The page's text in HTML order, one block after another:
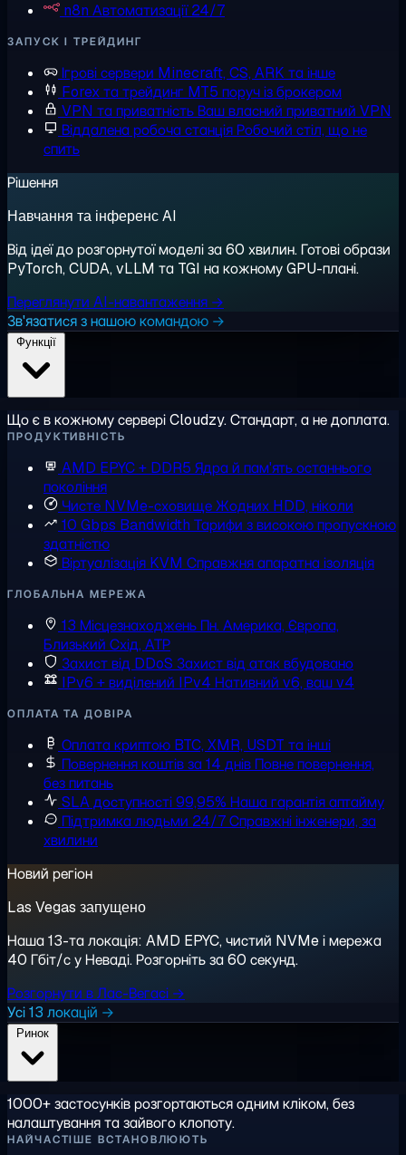
n8n Автоматизації 24/7
ЗАПУСК І ТРЕЙДИНГ
Ігрові сервери Minecraft, CS, ARK та інше
Forex та трейдинг MT5 поруч із брокером
VPN та приватністьВаш власний приватний VPN
Віддалена робоча станціяРобочий стіл, що не
спить
Рішення
Навчання та інференс AI
Від ідеї до розгорнутої моделі за 60 хвилин. Готові образи
PyTorch, CUDA, vLLM та TGI на кожному GPU-плані.
Переглянути AI-навантаження →
Зв'язатися з нашою командою →
Що є в кожному сервері Cloudzy. Стандарт, а не доплата.
ПРОДУКТИВНІСТЬ
AMD EPYC + DDR5 Ядра й пам'ять останнього
покоління
Чисте NVMe-сховищеЖодних HDD, ніколи
10 Gbps Bandwidth Тарифи з високою пропускною
здатністю
Віртуалізація KVM Справжня апаратна ізоляція
ГЛОБАЛЬНА МЕРЕЖА
13 Місцезнаходжень Пн. Америка, Європа,
Близький Схід, АТР
Захист від DDoS Захист від атак вбудовано
IPv6 + виділений IPv4 Нативний v6, ваш v4
ОПЛАТА ТА ДОВІРА
Оплата криптою BTC, XMR, USDT та інші
Повернення коштів за 14 днів Повне повернення,
без питань
SLA доступності 99,95% Наша гарантія аптайму
Підтримка людьми 24/7Справжні інженери, за
хвилини
Новий регіон
Las Vegas запущено
Наша 13-та локація: AMD EPYC, чистий NVMe і мережа
40 Гбіт/с у Неваді. Розгорніть за 60 секунд.
Розгорнути в Лас-Вегасі →
Усі 13 локацій →
1000+ застосунків розгортаються одним кліком, без
налаштування та зайвого клопоту.
НАЙЧАСТІШЕ ВСТАНОВЛЮЮТЬ